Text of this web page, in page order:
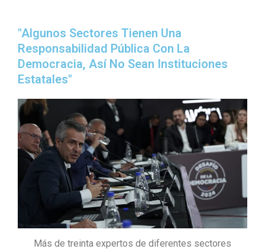
"Algunos Sectores Tienen Una
Responsabilidad Pública Con La
Democracia, Así No Sean Instituciones
Estatales"
Más de treinta expertos de diferentes sectores